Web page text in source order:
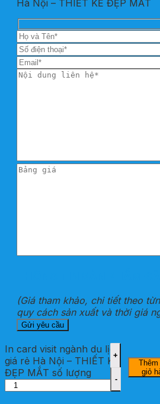
Hà Nội – THIẾT KẾ ĐẸP MẮT
(Giá tham khảo, chi tiết theo
quy cách sản xuất và thời giá
In card visit ngành du lịch
giá rẻ Hà Nội – THIẾT KẾ
ĐẸP MẮT số lượng
giỏ